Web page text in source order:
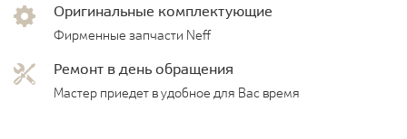
Оригинальные комплектующие
Фирменные запчасти Neff
Ремонт в день обращения
Мастер приедет в удобное для Вас время